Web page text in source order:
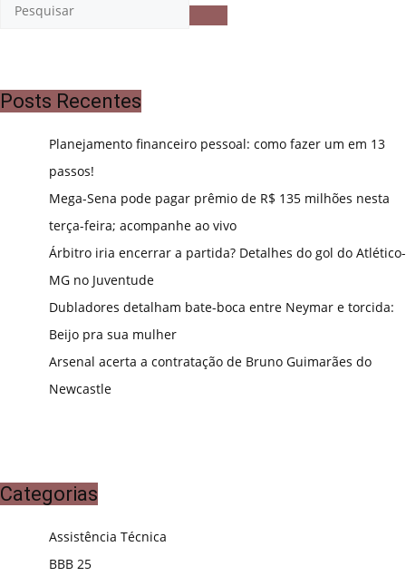
Posts Recentes
Planejamento financeiro pessoal: como fazer um em 13
passos!
Mega-Sena pode pagar prêmio de R$ 135 milhões nesta
terça-feira; acompanhe ao vivo
Árbitro iria encerrar a partida? Detalhes do gol do Atlético-
MG no Juventude
Dubladores detalham bate-boca entre Neymar e torcida:
Beijo pra sua mulher
Arsenal acerta a contratação de Bruno Guimarães do
Newcastle
Categorias
Assistência Técnica
BBB 25